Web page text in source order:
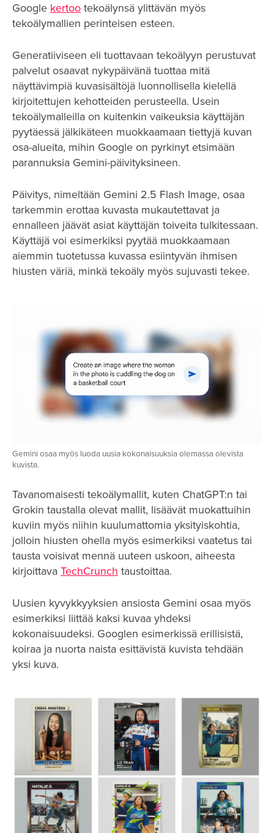
Google kertoo tekoälynsä ylittävän myös
tekoälymallien perinteisen esteen.
Generatiiviseen eli tuottavaan tekoälyyn perustuvat
palvelut osaavat nykypäivänä tuottaa mitä
näyttävimpiä kuvasisältöjä luonnollisella kielellä
kirjoitettujen kehotteiden perusteella. Usein
tekoälymalleilla on kuitenkin vaikeuksia käyttäjän
pyytäessä jälkikäteen muokkaamaan tiettyjä kuvan
osa-alueita, mihin Google on pyrkinyt etsimään
parannuksia Gemini-päivityksineen.
Päivitys, nimeltään Gemini 2.5 Flash Image, osaa
tarkemmin erottaa kuvasta mukautettavat ja
ennalleen jäävät asiat käyttäjän toiveita tulkitessaan.
Käyttäjä voi esimerkiksi pyytää muokkaamaan
aiemmin tuotetussa kuvassa esiintyvän ihmisen
hiusten väriä, minkä tekoäly myös sujuvasti tekee.
Gemini osaa myös luoda uusia kokonaisuuksia olemassa olevista
kuvista.
Tavanomaisesti tekoälymallit, kuten ChatGPT:n tai
Grokin taustalla olevat mallit, lisäävät muokattuihin
kuviin myös niihin kuulumattomia yksityiskohtia,
jolloin hiusten ohella myös esimerkiksi vaatetus tai
tausta voisivat mennä uuteen uskoon, aiheesta
kirjoittava TechCrunch taustoittaa.
Uusien kyvykkyyksien ansiosta Gemini osaa myös
esimerkiksi liittää kaksi kuvaa yhdeksi
kokonaisuudeksi. Googlen esimerkissä erillisistä,
koiraa ja nuorta naista esittävistä kuvista tehdään
yksi kuva.